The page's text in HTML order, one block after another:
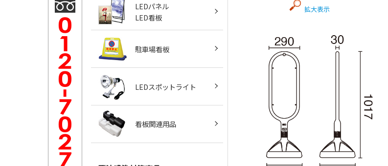
LEDパネル
LED看板
駐車場看板
LEDスポットライト
看板関連用品
拡大表示